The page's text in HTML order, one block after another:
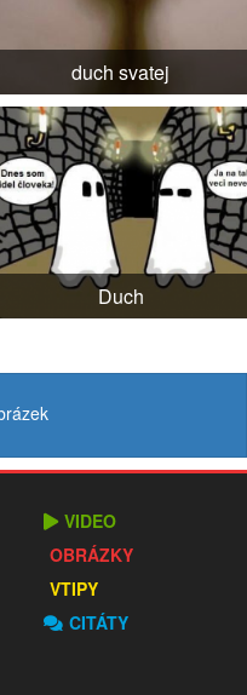
duch svatej
Duch
VIDEO
OBRÁZKY
VTIPY
CITÁTY